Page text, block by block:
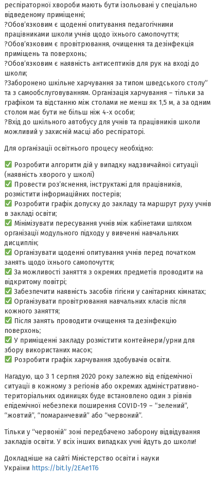
респіраторної хвороби мають бути ізольовані у спеціально
відведеному приміщенні;
?Обов’язковим є щоденні опитування педагогічними
працівниками школи учнів щодо їхнього самопочуття;
?Обов’язковим є провітрювання, очищення та дезінфекція
приміщень та поверхонь;
?Обов’язковим є наявність антисептиків для рук на вході до
школи;
?Заборонено шкільне харчування за типом шведського столу”
та з самообслуговуванням. Організація харчування – тільки за
графіком та відстанню між столами не менш як 1,5 м, а за одним
столом має бути не більш ніж 4-х особи;
?Вхід до шкільного автобусу для учнів та працівників школи
можливий у захисній масці або респіраторі.
Для організації освітнього процесу необхідно:
Розробити алгоритм дій у випадку надзвичайної ситуації
(наявність хворого у школі)
Провести роз’яснення, інструктажі для працівників,
розмістити інформаційних постерів;
Розробити графік допуску до закладу та маршрут руху учнів
в закладі освіти;
Мінімізувати пересування учнів між кабінетами шляхом
організації модульного підходу у вивченні навчальних
дисциплін;
Організувати щоденні опитування учнів перед початком
занять щодо їхнього самопочуття;
За можливості заняття з окремих предметів проводити на
відкритому повітрі;
Забезпечити наявність засобів гігієни у санітарних кімнатах;
Організувати провітрювання навчальних класів після
кожного заняття;
Після занять проводити очищення та дезінфекцію
поверхонь;
У приміщенні закладу розмістити контейнери/урни для
збору використаних масок;
Розробити графік харчування здобувачів освіти.
Нагадую, що З 1 серпня 2020 року залежно від епідемічної
ситуації в кожному з регіонів або окремих адміністративно-
територіальних одиницях буде встановлено один з рівнів
епідемічної небезпеки поширення COVID-19 – “зелений”,
“жовтий”, “помаранчевий” або “червоний”.
Тільки у “червоній” зоні передбачено заборону відвідування
закладів освіти. У всіх інших випадках учні йдуть до школи!
Докладніше на сайті Міністерство освіти і науки
України https://bit.ly/2EAe1T6